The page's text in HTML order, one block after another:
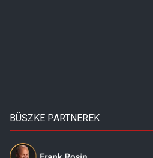
BÜSZKE PARTNEREK